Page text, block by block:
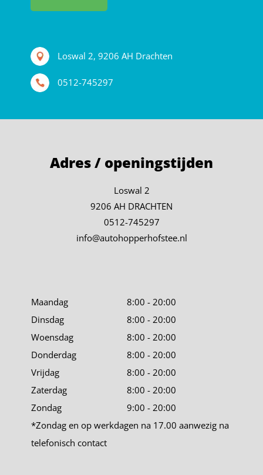
Loswal 2, 9206 AH Drachten
0512-745297
Adres / openingstijden
Loswal 2
9206 AH DRACHTEN
0512-745297
info@autohopperhofstee.nl
Maandag
8:00 - 20:00
Dinsdag
8:00 - 20:00
Woensdag
8:00 - 20:00
Donderdag
8:00 - 20:00
Vrijdag
8:00 - 20:00
Zaterdag
8:00 - 20:00
Zondag
9:00 - 20:00
*Zondag en op werkdagen na 17.00 aanwezig na
telefonisch contact